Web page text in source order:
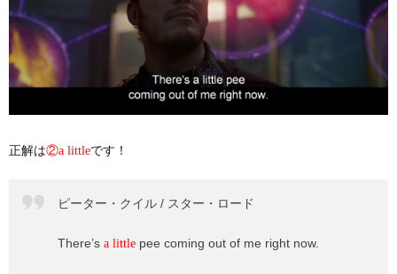
正解は②a littleです！
ピーター・クイル / スター・ロード
There’s a little pee coming out of me right now.